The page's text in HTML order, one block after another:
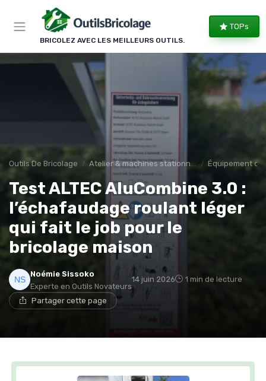
BRICOLEZ AVEC LES MEILLEURS OUTILS.
TOPs
Outils De Bricolage Atelier & machines stationnaires Équipement
Test ALTEC AluCombine 3.0 :
l’échafaudage roulant léger
qui fait le job pour le
bricolage maison
Noémie Sissoko
Experte en Outils Novateurs
14 juin 2026 1 min de lecture
Partager cette page
Panneau de gestion des cookies